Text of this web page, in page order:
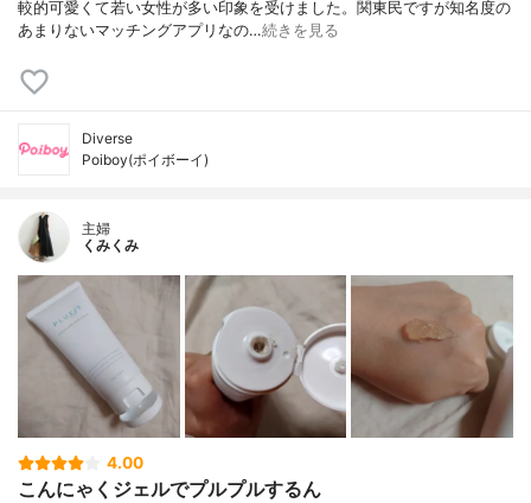
較的可愛くて若い女性が多い印象を受けました。関東民ですが知名度の
あまりないマッチングアプリなの…続きを見る
Diverse
Poiboy(ポイボーイ)
主婦
くみくみ
4.00
こんにゃくジェルでプルプルするん